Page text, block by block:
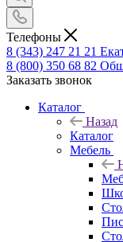
Телефоны
8 (343) 247 21 21
8 (800) 350 68 82
Заказать звонок
Каталог
Назад
Каталог
Мебель